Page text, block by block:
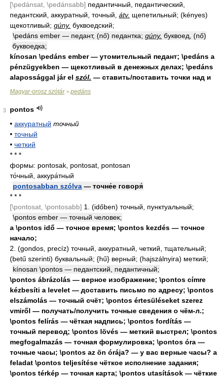
[\pedánsat, \pedánsabb] педантичный, педантический,
педантский, аккуратный, точный, átv. щепетильный; (kényes)
щекотливый; gúny. буквоедский;
\pedáns ember — педант, (nő) педантка; gúny. буквоед, (nő)
буквоедка;
kínosan \pedáns ember — утомительный педант; \pedáns a
pénzügyekben — щекотливый в денежных делах; \pedáns
alapossággal jár el szól. — ставить/поставить точки над и
Magyar-orosz szótár> pedáns
3
pontos
• аккуратный точный
• точный
• четкий
* * *
формы: pontosak, pontosat, pontosan
то́чный, аккура́тный
pontosabban szólva — точне́е говоря́
* * *
[\pontosat, \pontosabb] 1. (időben) точный, пунктуальный;
\pontos ember — точный человек;
a \pontos idő — точное время; \pontos kezdés — точное
начало;
2. (gondos, precíz) точный, аккуратный, четкий, тщательный;
(betű szerinti) буквальный; {hű} верный; (hajszálnyira) меткий;
kínosan \pontos — педантский, педантичный;
\pontos ábrázolás — верное изображение; \pontos címre
kézbesíti a levelet — доставить письмо по адресу; \pontos
elszámolás — точный счёт; \pontos értesüléseket szerez
vmiről — получать/получить точные сведения о чём-л.;
\pontos felírás — чёткая надпись; \pontos fordítás —
точный перевод; \pontos lövés — меткий выстрел; \pontos
megfogalmazás — точная формулировка; \pontos óra —
точные часы; \pontos az ön órája? — у вас верные часы? a
feladat \pontos teljesítése чёткое исполнение задания;
\pontos térkép — точная карта; \pontos utasítások — чёткие